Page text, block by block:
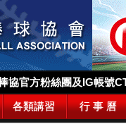
協官方粉絲團及IG帳號
各類講習 行 事 曆